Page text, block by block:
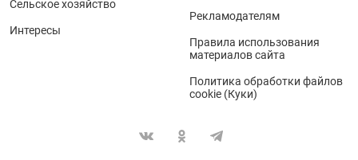
Сельское хозяйство
Интересы
Рекламодателям
Правила использования
материалов сайта
Политика обработки файлов
cookie (Куки)